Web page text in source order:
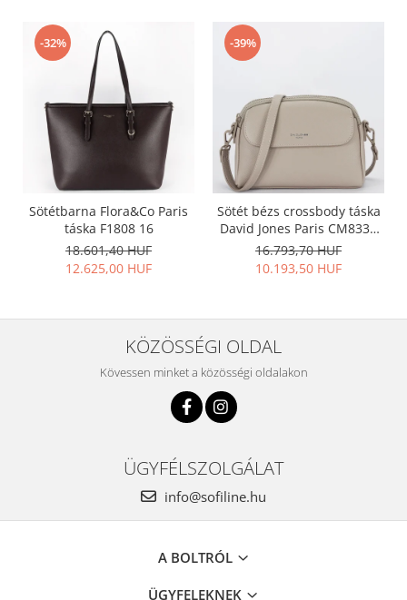
-32%
Sötétbarna Flora&Co Paris
táska F1808 16
18.601,40 HUF
12.625,00 HUF
-39%
Sötét bézs crossbody táska
David Jones Paris CM8330
15
16.793,70 HUF
10.193,50 HUF
KÖZÖSSÉGI OLDAL
Kövessen minket a közösségi oldalakon
ÜGYFÉLSZOLGÁLAT
info@sofiline.hu
A BOLTRÓL
ÜGYFELEKNEK